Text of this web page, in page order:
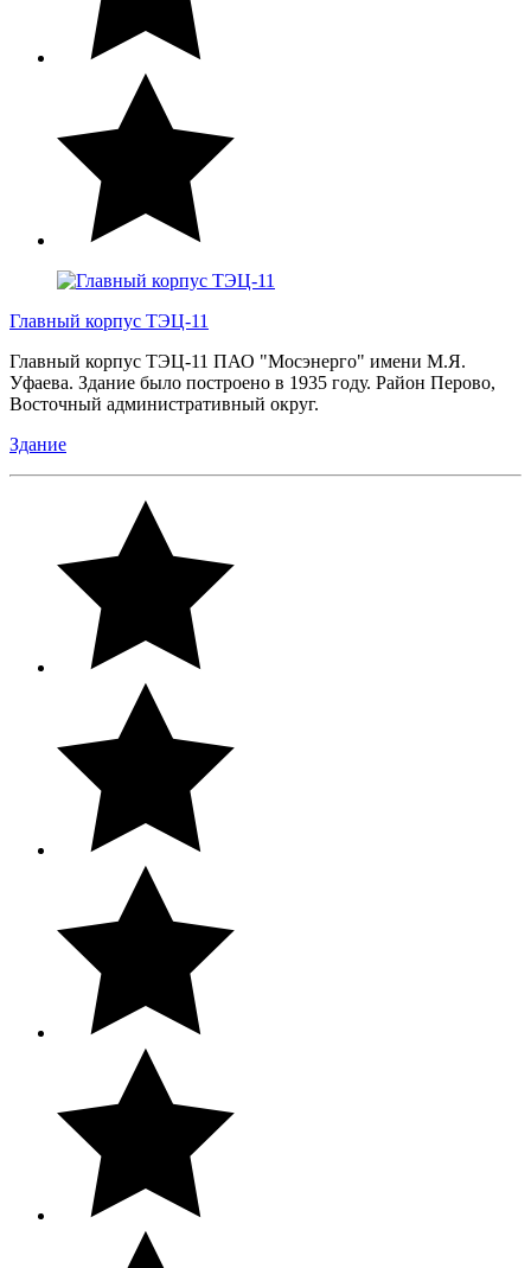
Главный корпус ТЭЦ-11
Главный корпус ТЭЦ-11 ПАО "Мосэнерго" имени М.Я.
Уфаева. Здание было построено в 1935 году. Район Перово,
Восточный административный округ.
Здание